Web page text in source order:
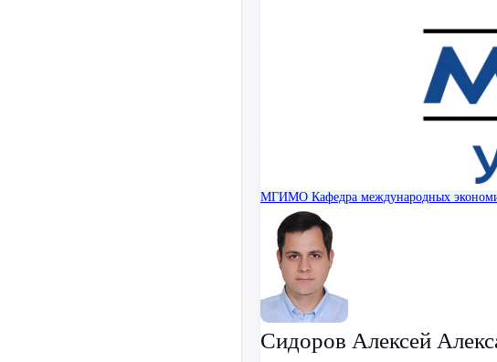
МГИМО Кафедра международных
Сидоров Алексей